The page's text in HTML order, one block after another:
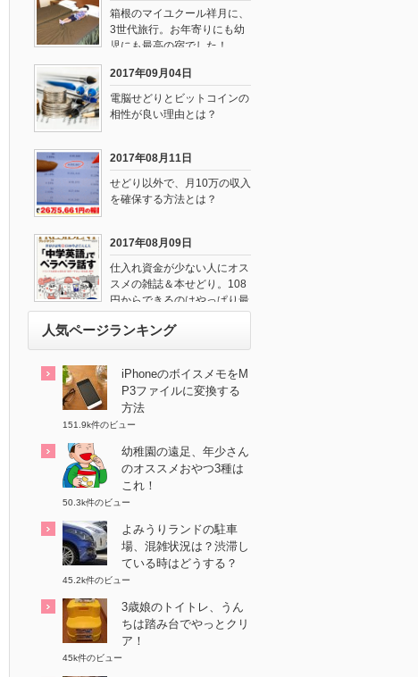
箱根のマイユクール祥月に、
3世代旅行。お年寄りにも幼
児にも最高の宿でした！
2017年09月04日
電脳せどりとビットコインの
相性が良い理由とは？
2017年08月11日
せどり以外で、月10万の収入
を確保する方法とは？
2017年08月09日
仕入れ資金が少ない人にオス
スメの雑誌＆本せどり。108
円からできるのはやっぱり最
人気ページランキング
iPhoneのボイスメモをM
P3ファイルに変換する
方法
151.9k件のビュー
幼稚園の遠足、年少さん
のオススメおやつ3種は
これ！
50.3k件のビュー
よみうりランドの駐車
場、混雑状況は？渋滞し
ている時はどうする？
45.2k件のビュー
3歳娘のトイトレ、うん
ちは踏み台でやっとクリ
ア！
45k件のビュー